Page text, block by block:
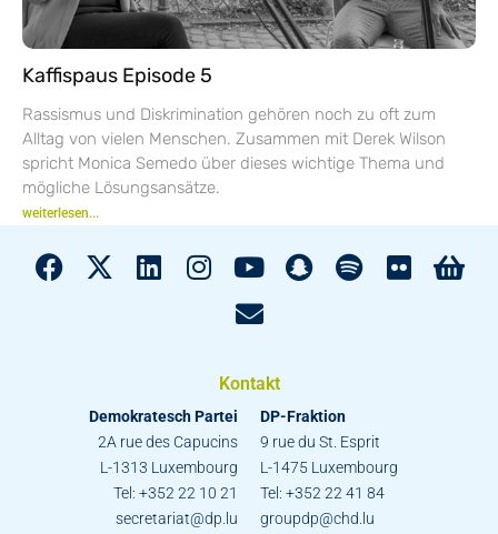
Kaffispaus Episode 5
Rassismus und Diskrimination gehören noch zu oft zum
Alltag von vielen Menschen. Zusammen mit Derek Wilson
spricht Monica Semedo über dieses wichtige Thema und
mögliche Lösungsansätze.
weiterlesen...
Kontakt
Demokratesch Partei
2A rue des Capucins
L-1313 Luxembourg
Tel: +352 22 10 21
secretariat@dp.lu
DP-Fraktion
9 rue du St. Esprit
L-1475 Luxembourg
Tel: +352 22 41 84
groupdp@chd.lu